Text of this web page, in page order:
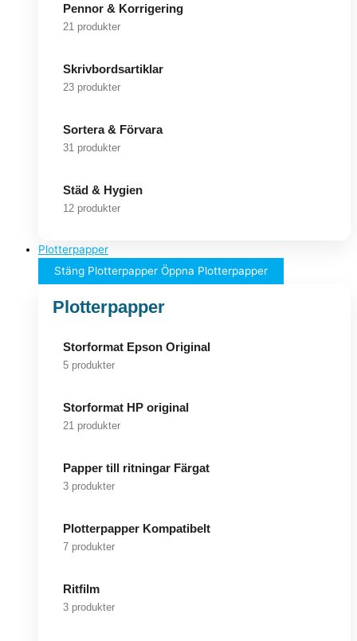
Pennor & Korrigering
21 produkter
Skrivbordsartiklar
23 produkter
Sortera & Förvara
31 produkter
Städ & Hygien
12 produkter
Plotterpapper
Stäng Plotterpapper Öppna Plotterpapper
Plotterpapper
Storformat Epson Original
5 produkter
Storformat HP original
21 produkter
Papper till ritningar Färgat
3 produkter
Plotterpapper Kompatibelt
7 produkter
Ritfilm
3 produkter